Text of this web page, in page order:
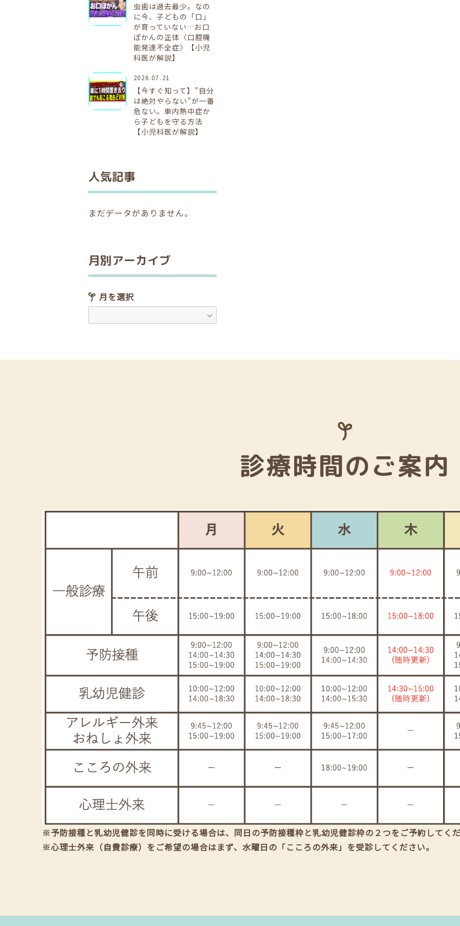
虫歯は過去最少。なの
に今、子どもの「口」
が育っていない…お口
ぽかんの正体〈口腔機
能発達不全症〉【小児
科医が解説】
2026.07.21
【今すぐ知って】”自分
は絶対やらない”が一番
危ない。車内熱中症か
ら子どもを守る方法
【小児科医が解説】
人気記事
まだデータがありません。
月別アーカイブ
月を選択
診療時間のご案内
※予防接種と乳幼児健診を同時に受ける場合は、同日の予防接種枠と乳幼児健診枠の２つをご予約してく
※心理士外来（自費診療）をご希望の場合はまず、水曜日の「こころの外来」を受診してください。